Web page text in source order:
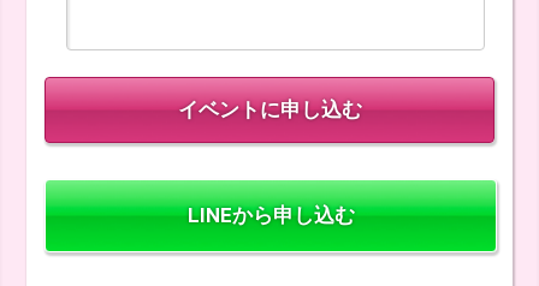
LINEから申し込む